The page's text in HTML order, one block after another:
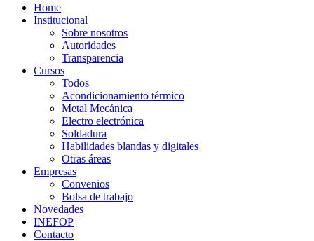
Home
Institucional
Sobre nosotros
Autoridades
Transparencia
Cursos
Todos
Acondicionamiento térmico
Metal Mecánica
Electro electrónica
Soldadura
Habilidades blandas y digitales
Otras áreas
Empresas
Convenios
Bolsa de trabajo
Novedades
INEFOP
Contacto